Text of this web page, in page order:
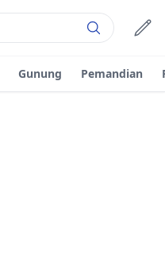
Gunung Pemandian